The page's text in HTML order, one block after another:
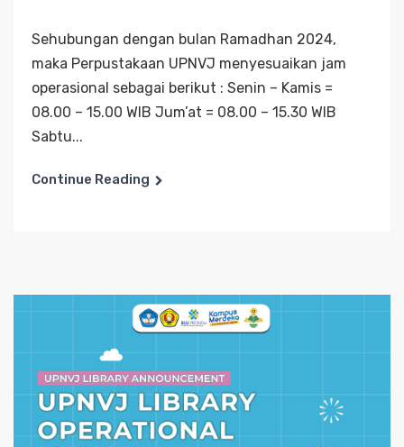
Sehubungan dengan bulan Ramadhan 2024,
maka Perpustakaan UPNVJ menyesuaikan jam
operasional sebagai berikut : Senin – Kamis =
08.00 – 15.00 WIB Jum’at = 08.00 – 15.30 WIB
Sabtu...
Continue Reading